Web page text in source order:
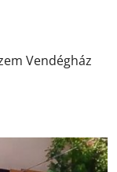
Vendégház